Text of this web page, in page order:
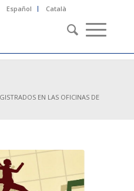
Español Català
EN LAS OFICINAS DE